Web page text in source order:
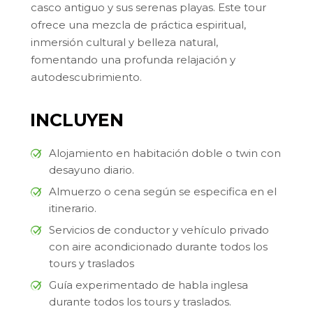
casco antiguo y sus serenas playas. Este tour
ofrece una mezcla de práctica espiritual,
inmersión cultural y belleza natural,
fomentando una profunda relajación y
autodescubrimiento.
INCLUYEN
Alojamiento en habitación doble o twin con
desayuno diario.
Almuerzo o cena según se especifica en el
itinerario.
Servicios de conductor y vehículo privado
con aire acondicionado durante todos los
tours y traslados
Guía experimentado de habla inglesa
durante todos los tours y traslados.